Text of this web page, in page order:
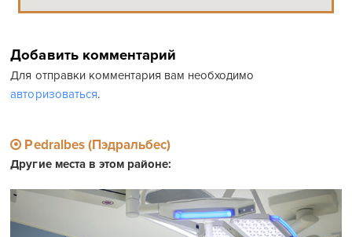
Добавить комментарий
Для отправки комментария вам необходимо
авторизоваться.
Pedralbes (Пэдральбес)
Другие места в этом районе: